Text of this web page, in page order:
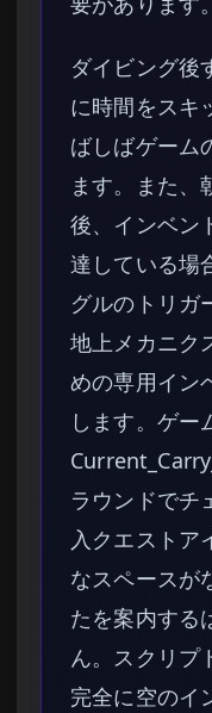
ダイビング後
に時間をスキ
ばしばゲーム
ます。また、
後、インベン
達している場
グルのトリガ
地上メカニク
めの専用イン
します。ゲー
ラウンドでチ
入クエストア
なスペースが
たを案内する
ん。スクリプ
完全に空のイ